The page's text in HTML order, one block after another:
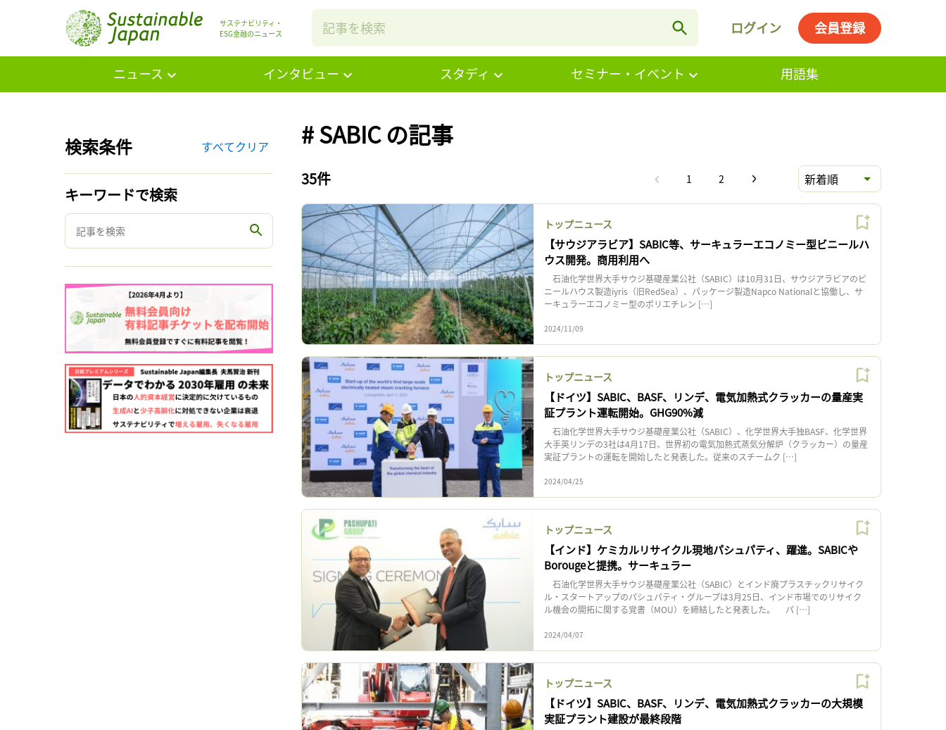
サステナビリティ・
ESG金融のニュース
ログイン 会員登録
ニュース インタビュー スタディ セミナー・イベント 用語集
検索条件 すべてクリア
キーワードで検索
# SABIC の記事
35件 1 2 新着順
トップニュース
【サウジアラビア】SABIC等、サーキュラーエコノミー型ビニールハ
ウス開発。商用利用へ
石油化学世界大手サウジ基礎産業公社（SABIC）は10月31日、サウジアラビアのビ
ニールハウス製造iyris（旧RedSea）、パッケージ製造Napco Nationalと協働し、サ
ーキュラーエコノミー型のポリエチレン […]
2024/11/09
トップニュース
【ドイツ】SABIC、BASF、リンデ、電気加熱式クラッカーの量産実
証プラント運転開始。GHG90%減
石油化学世界大手サウジ基礎産業公社（SABIC）、化学世界大手独BASF、化学世界
大手英リンデの3社は4月17日、世界初の電気加熱式蒸気分解炉（クラッカー）の量産
実証プラントの運転を開始したと発表した。従来のスチームク […]
2024/04/25
トップニュース
【インド】ケミカルリサイクル現地パシュパティ、躍進。SABICや
Borougeと提携。サーキュラー
石油化学世界大手サウジ基礎産業公社（SABIC）とインド廃プラスチックリサイク
ル・スタートアップのパシュパティ・グループは3月25日、インド市場でのリサイク
ル機会の開拓に関する覚書（MOU）を締結したと発表した。 パ […]
2024/04/07
トップニュース
【ドイツ】SABIC、BASF、リンデ、電気加熱式クラッカーの大規模
実証プラント建設が最終段階